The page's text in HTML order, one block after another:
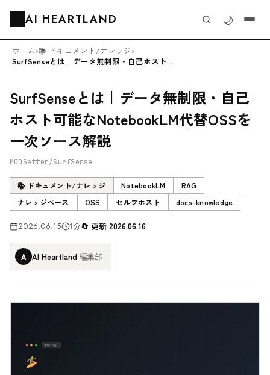
AI HEARTLAND 🌙
ホーム›📚 ドキュメント/ナレッジ›
SurfSenseとは｜データ無制限・自己ホスト可能なNotebookLM...
SurfSenseとは｜データ無制限・自己
ホスト可能なNotebookLM代替OSSを
一次ソース解説
MODSetter/SurfSense
📚 ドキュメント/ナレッジ NotebookLM
RAG
ナレッジベース
OSS セルフホスト docs-knowledge
2026.06.15 1分 更新 2026.06.16
A AI Heartland·編集部